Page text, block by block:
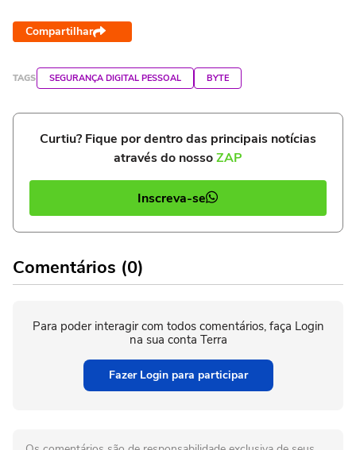
Compartilhar
TAGS SEGURANÇA DIGITAL PESSOAL BYTE
Curtiu? Fique por dentro das principais notícias
através do nossoZAP
Inscreva-se
Comentários (0)
Para poder interagir com todos comentários, faça Login
na sua conta Terra
Fazer Login para participar